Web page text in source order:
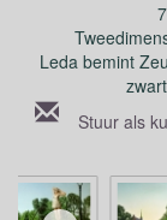
Leda bemint
Stuur als